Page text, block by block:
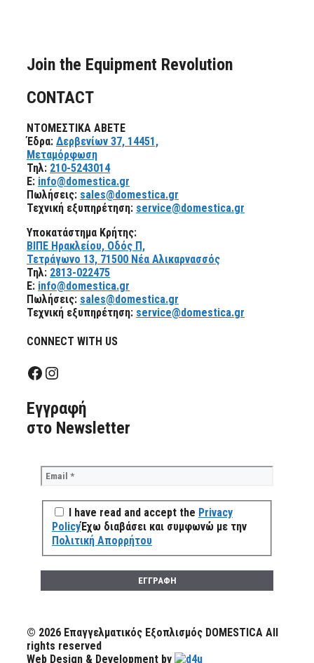
Join the Equipment Revolution
CONTACT
ΝΤΟΜΕΣΤΙΚΑ ΑΒΕΤΕ
Έδρα: Δερβενίων 37, 14451,
Μεταμόρφωση
Τηλ: 210-5243014
E: info@domestica.gr
Πωλήσεις: sales@domestica.gr
Τεχνική εξυπηρέτηση: service@domestica.gr
Υποκατάστημα Κρήτης:
ΒΙΠΕ Ηρακλείου, Οδός Π,
Τετράγωνο 13, 71500 Νέα Αλικαρνασσός
Τηλ: 2813-022475
E: info@domestica.gr
Πωλήσεις: sales@domestica.gr
Τεχνική εξυπηρέτηση: service@domestica.gr
CONNECT WITH US
Facebook
Instagram
Eγγραφή
στο Newsletter
I have read and accept the Privacy
PolicyΈχω διαβάσει και συμφωνώ με την
Πολιτική Απορρήτου
© 2026 Επαγγελματικός Εξοπλισμός DOMESTICA All
rights reserved
Web Design & Development by